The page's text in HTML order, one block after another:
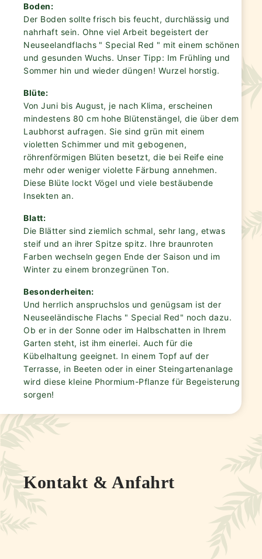
Boden:
Der Boden sollte frisch bis feucht, durchlässig und
nahrhaft sein. Ohne viel Arbeit begeistert der
Neuseelandflachs " Special Red " mit einem schönen
und gesunden Wuchs. Unser Tipp: Im Frühling und
Sommer hin und wieder düngen! Wurzel horstig.
Blüte:
Von Juni bis August, je nach Klima, erscheinen
mindestens 80 cm hohe Blütenstängel, die über dem
Laubhorst aufragen. Sie sind grün mit einem
violetten Schimmer und mit gebogenen,
röhrenförmigen Blüten besetzt, die bei Reife eine
mehr oder weniger violette Färbung annehmen.
Diese Blüte lockt Vögel und viele bestäubende
Insekten an.
Blatt:
Die Blätter sind ziemlich schmal, sehr lang, etwas
steif und an ihrer Spitze spitz. Ihre braunroten
Farben wechseln gegen Ende der Saison und im
Winter zu einem bronzegrünen Ton.
Besonderheiten:
Und herrlich anspruchslos und genügsam ist der
Neuseeländische Flachs " Special Red" noch dazu.
Ob er in der Sonne oder im Halbschatten in Ihrem
Garten steht, ist ihm einerlei. Auch für die
Kübelhaltung geeignet. In einem Topf auf der
Terrasse, in Beeten oder in einer Steingartenanlage
wird diese kleine Phormium-Pflanze für Begeisterung
sorgen!
Kontakt & Anfahrt